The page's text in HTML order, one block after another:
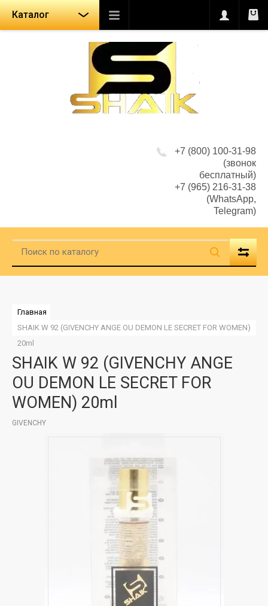
Каталог
+7 (800) 100-31-98
(звонок
бесплатный)
+7 (965) 216-31-38
(WhatsApp,
Telegram)
Главная
SHAIK W 92 (GIVENCHY ANGE OU DEMON LE SECRET FOR WOMEN)
20ml
SHAIK W 92 (GIVENCHY ANGE
OU DEMON LE SECRET FOR
WOMEN) 20ml
GIVENCHY